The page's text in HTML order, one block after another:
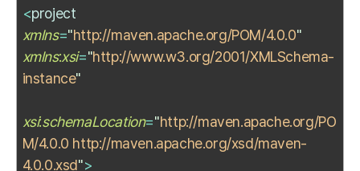
<project
xmlns="http://maven.apache.org/POM/4.0.0"
xmlns:xsi="http://www.w3.org/2001/XMLSchema-
instance"
xsi:schemaLocation="http://maven.apache.org/PO
M/4.0.0 http://maven.apache.org/xsd/maven-
4.0.0.xsd">